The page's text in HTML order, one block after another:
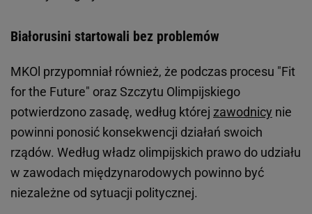
Białorusini startowali bez problemów
MKOl przypomniał również, że podczas procesu "Fit
for the Future" oraz Szczytu Olimpijskiego
potwierdzono zasadę, według której zawodnicy nie
powinni ponosić konsekwencji działań swoich
rządów. Według władz olimpijskich prawo do udziału
w zawodach międzynarodowych powinno być
niezależne od sytuacji politycznej.